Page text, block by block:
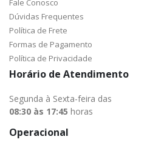
Fale Conosco
Dúvidas Frequentes
Política de Frete
Formas de Pagamento
Política de Privacidade
Horário de Atendimento
Segunda à Sexta-feira das
08:30 às 17:45 horas
Operacional